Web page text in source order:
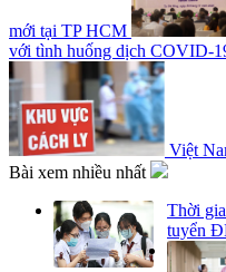
mới tại TP HCM
với tình huống dịch COVID-
Việt
Bài xem nhiều nhất
Thời
tuyển